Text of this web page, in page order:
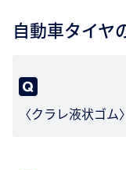
自動車タイヤ
〈クラレ液状ゴ